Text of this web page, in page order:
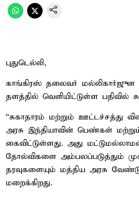
புதுடெல்லி,
காங்கிரஸ் தலைவர் மல்லிகார்ஜுன
தளத்தில் வெளியிட்டுள்ள பதிவில்
“சுகாதாரம் மற்றும் ஊட்டச்சத்து
அரசு இந்தியாவின் பெண்கள்
கைவிட்டுள்ளது. அது
தோல்விகளை அம்பலப்படுத்தும்
தரவுகளையும் மத்திய அரசு
மறைக்கிறது.